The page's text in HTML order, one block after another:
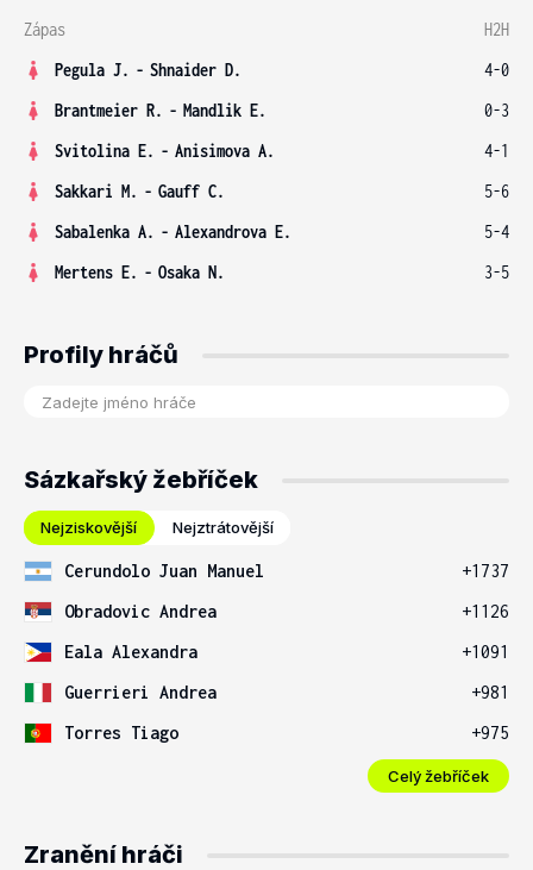
Zápas
H2H
Pegula J. - Shnaider D.
4-0
Brantmeier R. - Mandlik E.
0-3
Svitolina E. - Anisimova A.
4-1
Sakkari M. - Gauff C.
5-6
Sabalenka A. - Alexandrova E.
5-4
Mertens E. - Osaka N. 3-5
Profily hráčů
Sázkařský žebříček
Nejziskovější Nejztrátovější
Cerundolo Juan Manuel
+1737
Obradovic Andrea
+1126
Eala Alexandra
+1091
Guerrieri Andrea
+981
Torres Tiago
+975
Celý žebříček
Zranění hráči